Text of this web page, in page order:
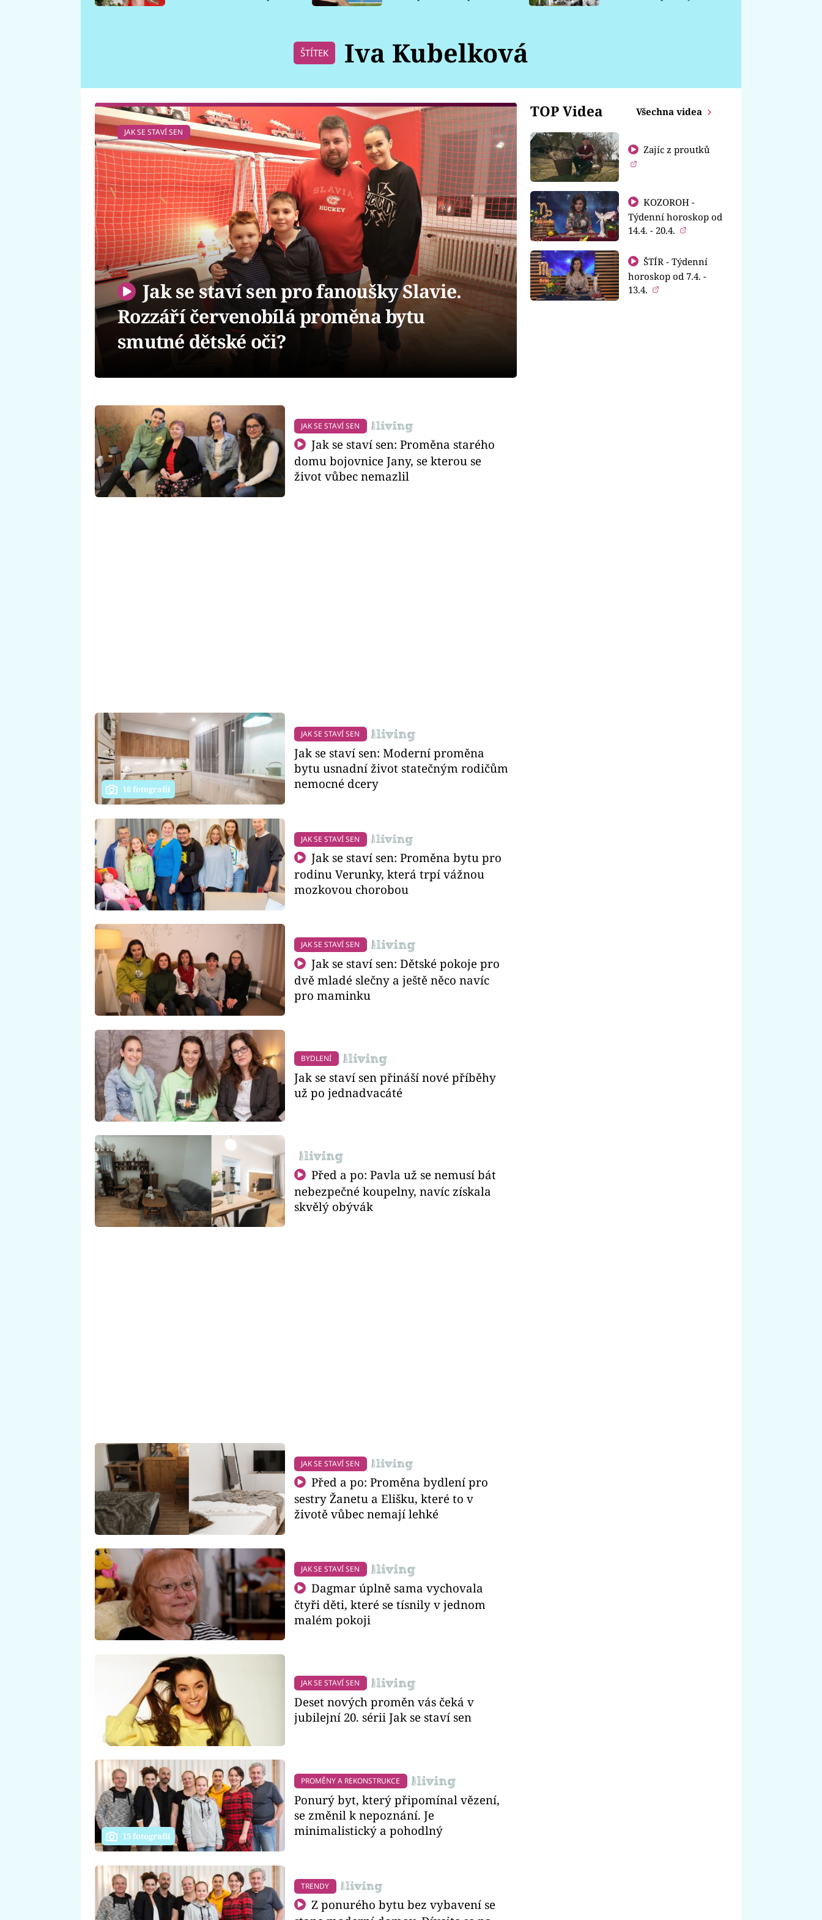
ŠTÍTEK Iva Kubelková
TOP Videa Všechna videa
Zajíc z proutků
KOZOROH -
Týdenní horoskop od
14.4. - 20.4.
ŠTÍR - Týdenní
horoskop od 7.4. -
13.4.
JAK SE STAVÍ SEN
Jak se staví sen pro fanoušky Slavie.
Rozzáří červenobílá proměna bytu
smutné dětské oči?
JAK SE STAVÍ SEN
Jak se staví sen: Proměna starého
domu bojovnice Jany, se kterou se
život vůbec nemazlil
16 fotografií
JAK SE STAVÍ SEN
Jak se staví sen: Moderní proměna
bytu usnadní život statečným rodičům
nemocné dcery
JAK SE STAVÍ SEN
Jak se staví sen: Proměna bytu pro
rodinu Verunky, která trpí vážnou
mozkovou chorobou
JAK SE STAVÍ SEN
Jak se staví sen: Dětské pokoje pro
dvě mladé slečny a ještě něco navíc
pro maminku
BYDLENÍ
Jak se staví sen přináší nové příběhy
už po jednadvacáté
Před a po: Pavla už se nemusí bát
nebezpečné koupelny, navíc získala
skvělý obývák
JAK SE STAVÍ SEN
Před a po: Proměna bydlení pro
sestry Žanetu a Elišku, které to v
životě vůbec nemají lehké
JAK SE STAVÍ SEN
Dagmar úplně sama vychovala
čtyři děti, které se tísnily v jednom
malém pokoji
JAK SE STAVÍ SEN
Deset nových proměn vás čeká v
jubilejní 20. sérii Jak se staví sen
15 fotografií
PROMĚNY A REKONSTRUKCE
Ponurý byt, který připomínal vězení,
se změnil k nepoznání. Je
minimalistický a pohodlný
TRENDY
Z ponurého bytu bez vybavení se